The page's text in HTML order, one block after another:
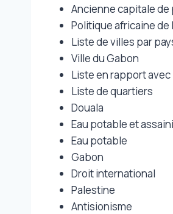
Ancienne capitale de
Politique africaine de
Liste de villes par
Ville du Gabon
Liste en rapport avec
Liste de quartiers
Douala
Eau potable et
Eau potable
Gabon
Droit international
Palestine
Antisionisme